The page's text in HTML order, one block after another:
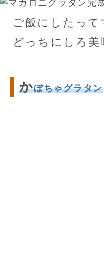
ご飯にしたっ
どっちにしろ美
かぼちゃグラタン